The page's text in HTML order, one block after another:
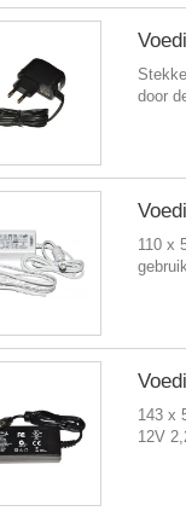
door
110 x
143 x
12V